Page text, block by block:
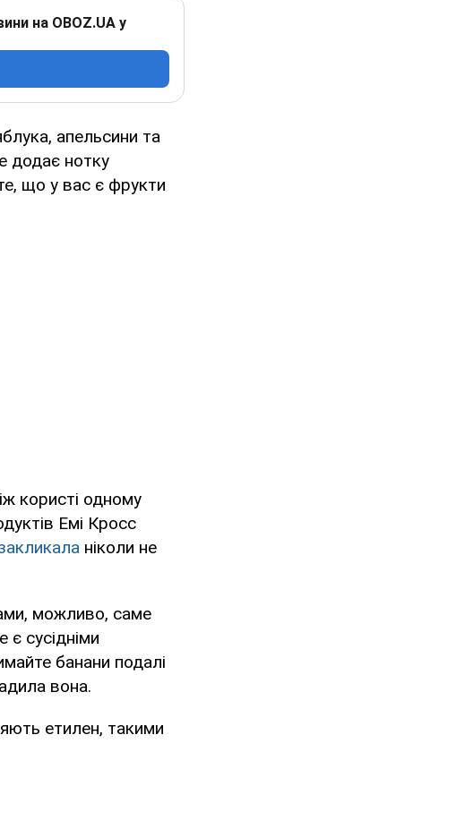
на OBOZ.UA у
апельсини та
додає нотку
що у вас є фрукти
користі одному
Емі Кросс
ніколи не
можливо, саме
сусідніми
банани подалі
вона.
етилен, такими